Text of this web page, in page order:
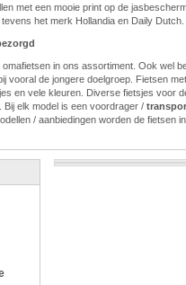
met een mooie print op de
het merk Hollandia en Daily Dutch.
in ons assortiment. Ook wel
vooral de jongere doelgroep. Fietsen
en vele kleuren. Diverse fietsjes voor
Bij elk model is een voordrager /
/ aanbiedingen worden de fietsen